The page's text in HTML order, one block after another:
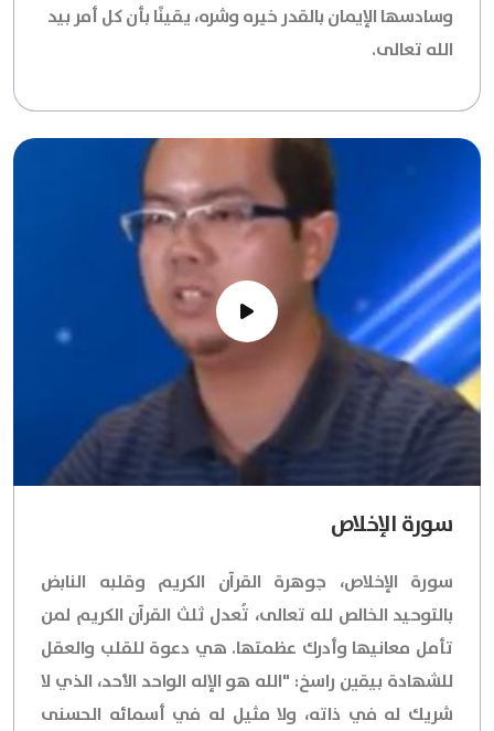
وسادسها الإيمان بالقدر خيره وشره، يقينًا بأن كل أمر بيد
الله تعالى.
سورة الإخلاص
سورة الإخلاص، جوهرة القرآن الكريم وقلبه النابض
بالتوحيد الخالص لله تعالى، تُعدل ثلث القرآن الكريم لمن
تأمل معانيها وأدرك عظمتها. هي دعوة للقلب والعقل
للشهادة بيقين راسخ: "الله هو الإله الواحد الأحد، الذي لا
شريك له في ذاته، ولا مثيل له في أسمائه الحسنى